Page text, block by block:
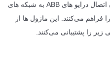
ماژول های Fieldbus Adapter امکان اتصال درایو های ABB به شبکه های
می‌کنند. این ماژول ها از
را پشتیبانی می‌کنند.